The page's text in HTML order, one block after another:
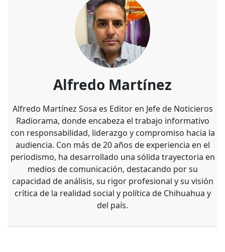
Alfredo Martínez
Alfredo Martínez Sosa es Editor en Jefe de Noticieros
Radiorama, donde encabeza el trabajo informativo
con responsabilidad, liderazgo y compromiso hacia la
audiencia. Con más de 20 años de experiencia en el
periodismo, ha desarrollado una sólida trayectoria en
medios de comunicación, destacando por su
capacidad de análisis, su rigor profesional y su visión
crítica de la realidad social y política de Chihuahua y
del país.